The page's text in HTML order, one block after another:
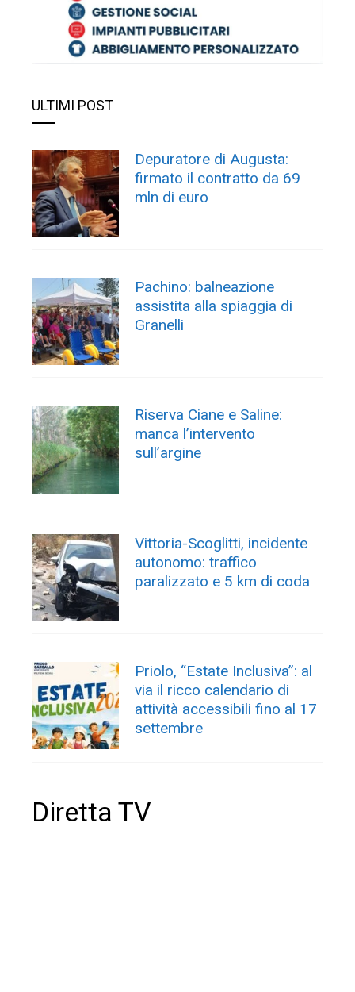
ULTIMI POST
Depuratore di Augusta:
firmato il contratto da 69
mln di euro
Pachino: balneazione
assistita alla spiaggia di
Granelli
Riserva Ciane e Saline:
manca l’intervento
sull’argine
Vittoria-Scoglitti, incidente
autonomo: traffico
paralizzato e 5 km di coda
Priolo, “Estate Inclusiva”: al
via il ricco calendario di
attività accessibili fino al 17
settembre
Diretta TV